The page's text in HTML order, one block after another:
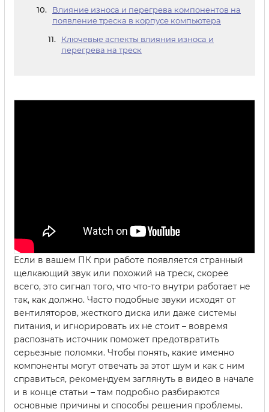
Влияние износа и перегрева компонентов на
появление треска в корпусе компьютера
Ключевые аспекты влияния износа и
перегрева на треск
Если в вашем ПК при работе появляется странный
щелкающий звук или похожий на треск, скорее
всего, это сигнал того, что что-то внутри работает не
так, как должно. Часто подобные звуки исходят от
вентиляторов, жесткого диска или даже системы
питания, и игнорировать их не стоит – вовремя
распознать источник поможет предотвратить
серьезные поломки. Чтобы понять, какие именно
компоненты могут отвечать за этот шум и как с ним
справиться, рекомендуем заглянуть в видео в начале
и в конце статьи – там подробно разбираются
основные причины и способы решения проблемы.